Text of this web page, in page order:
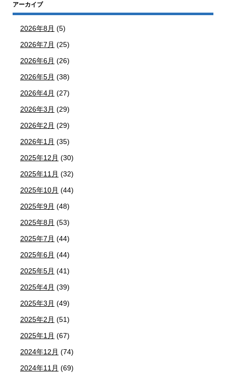
アーカイブ
2026年8月 (5)
2026年7月 (25)
2026年6月 (26)
2026年5月 (38)
2026年4月 (27)
2026年3月 (29)
2026年2月 (29)
2026年1月 (35)
2025年12月 (30)
2025年11月 (32)
2025年10月 (44)
2025年9月 (48)
2025年8月 (53)
2025年7月 (44)
2025年6月 (44)
2025年5月 (41)
2025年4月 (39)
2025年3月 (49)
2025年2月 (51)
2025年1月 (67)
2024年12月 (74)
2024年11月 (69)